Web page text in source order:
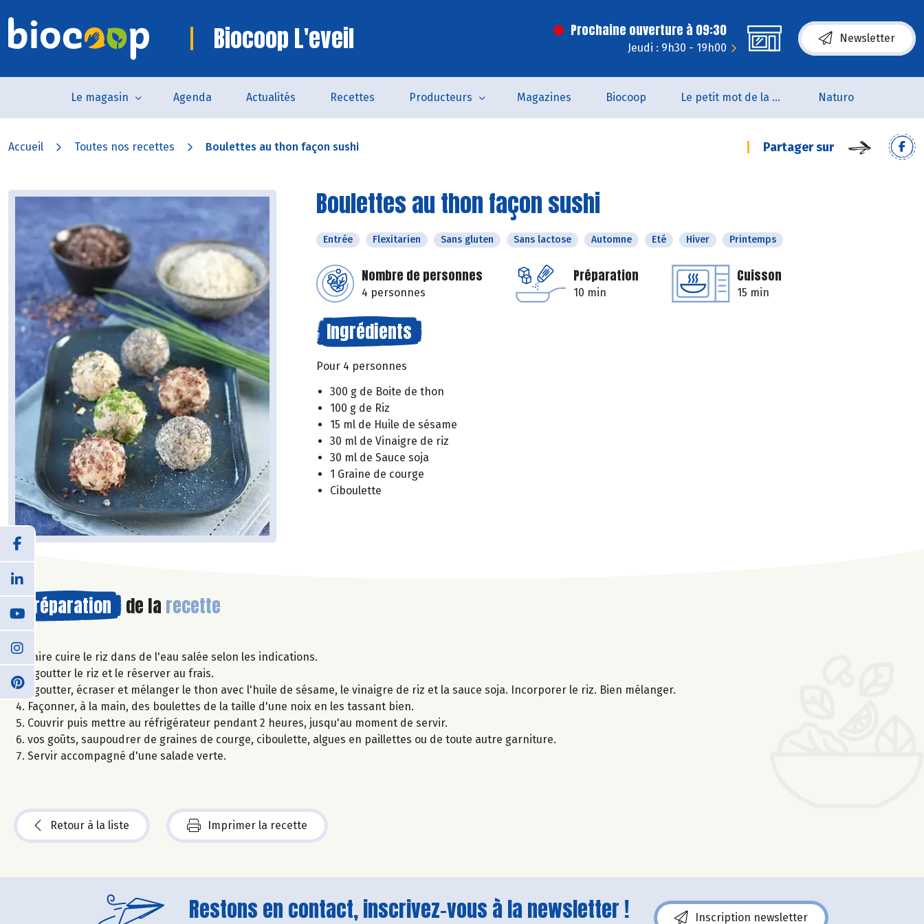
Biocoop L'eveil Prochaine ouverture à 09:30
Jeudi : 9h30 - 19h00
Newsletter
Le magasin Agenda Actualités Recettes Producteurs Magazines Biocoop Le petit mot de la naturo Naturo
Accueil Toutes nos recettes Boulettes au thon façon sushi Partager sur
Boulettes au thon façon sushi
Entrée Flexitarien Sans gluten Sans lactose Automne Eté Hiver Printemps
Nombre de personnes
4 personnes
Préparation
10 min
Cuisson
15 min
Ingrédients
Pour 4 personnes
300 g de Boite de thon
100 g de Riz
15 ml de Huile de sésame
30 ml de Vinaigre de riz
30 ml de Sauce soja
1 Graine de courge
Ciboulette
Préparation de la recette
Faire cuire le riz dans de l'eau salée selon les indications.
Egoutter le riz et le réserver au frais.
Egoutter, écraser et mélanger le thon avec l'huile de sésame, le vinaigre de riz et la sauce soja. Incorporer le riz. Bien mélanger.
Façonner, à la main, des boulettes de la taille d'une noix en les tassant bien.
Couvrir puis mettre au réfrigérateur pendant 2 heures, jusqu'au moment de servir.
vos goûts, saupoudrer de graines de courge, ciboulette, algues en paillettes ou de toute autre garniture.
Servir accompagné d'une salade verte.
Retour à la liste Imprimer la recette
Restons en contact, inscrivez-vous à la newsletter ! Inscription newsletter